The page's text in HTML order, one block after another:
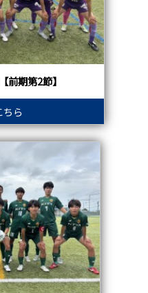
前期第2節】
ちら